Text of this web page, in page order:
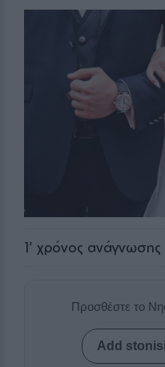
1' χρόνος ανάγνωσης
Προσθέστε το
Add